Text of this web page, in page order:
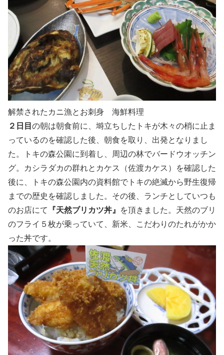
解禁されたカニ漁とお刺身 海鮮料理
２日目 の朝は朝食前に、塒立ちしたトキが木々の梢に止ま
っているのを確認した後、朝食を取り、出発となりまし
た。トキの森公園に到着し、周辺の林でバードウオッチン
グ。カシラダカの群れとカケス（佐渡カケス）を確認した
後に、トキの森公園内の資料館でトキの絶滅から野生復帰
までの歴史を確認しました。その後、ランチとしていつも
のお店にて
『天然ブリカツ丼』
を頂きました。天然のブリ
のフライ５枚が乗っていて、新米、こだわりのたれがかか
った丼です。